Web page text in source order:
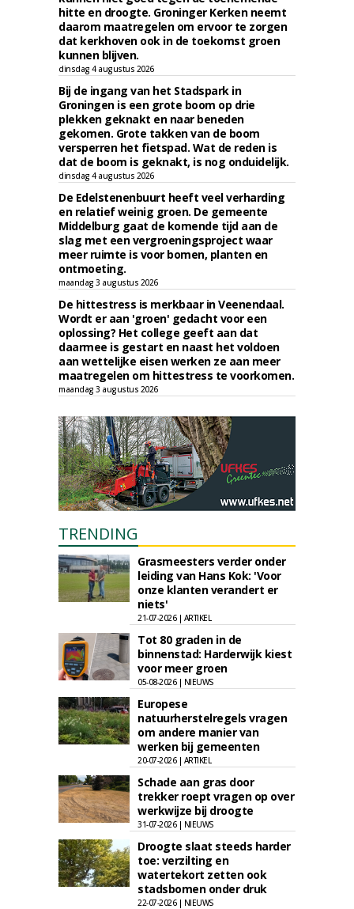
hitte en droogte. Groninger Kerken neemt
daarom maatregelen om ervoor te zorgen
dat kerkhoven ook in de toekomst groen
kunnen blijven.
dinsdag 4 augustus 2026
Bij de ingang van het Stadspark in
Groningen is een grote boom op drie
plekken geknakt en naar beneden
gekomen. Grote takken van de boom
versperren het fietspad. Wat de reden is
dat de boom is geknakt, is nog onduidelijk.
dinsdag 4 augustus 2026
De Edelstenenbuurt heeft veel verharding
en relatief weinig groen. De gemeente
Middelburg gaat de komende tijd aan de
slag met een vergroeningsproject waar
meer ruimte is voor bomen, planten en
ontmoeting.
maandag 3 augustus 2026
De hittestress is merkbaar in Veenendaal.
Wordt er aan 'groen' gedacht voor een
oplossing? Het college geeft aan dat
daarmee is gestart en naast het voldoen
aan wettelijke eisen werken ze aan meer
maatregelen om hittestress te voorkomen.
maandag 3 augustus 2026
TRENDING
Grasmeesters verder onder
leiding van Hans Kok: 'Voor
onze klanten verandert er
niets'
21-07-2026 | ARTIKEL
Tot 80 graden in de
binnenstad: Harderwijk kiest
voor meer groen
05-08-2026 | NIEUWS
Europese
natuurherstelregels vragen
om andere manier van
werken bij gemeenten
20-07-2026 | ARTIKEL
Schade aan gras door
trekker roept vragen op over
werkwijze bij droogte
31-07-2026 | NIEUWS
Droogte slaat steeds harder
toe: verzilting en
watertekort zetten ook
stadsbomen onder druk
22-07-2026 | NIEUWS